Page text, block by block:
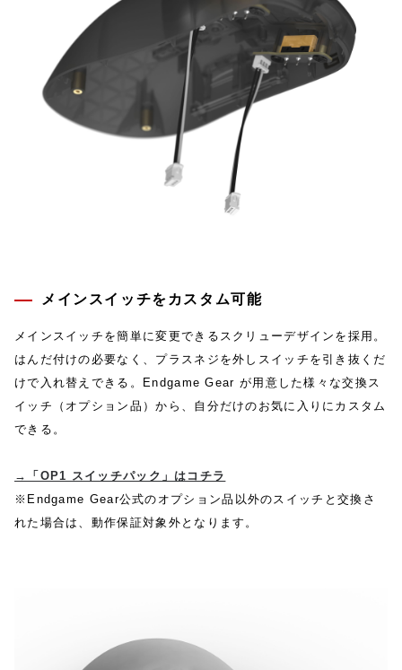
メインスイッチをカスタム可能
メインスイッチを簡単に変更できるスクリューデザインを採用。
はんだ付けの必要なく、プラスネジを外しスイッチを引き抜くだ
けで入れ替えできる。Endgame Gear が用意した様々な交換ス
イッチ（オプション品）から、自分だけのお気に入りにカスタム
できる。
→「OP1 スイッチパック」はコチラ
※Endgame Gear公式のオプション品以外のスイッチと交換さ
れた場合は、動作保証対象外となります。